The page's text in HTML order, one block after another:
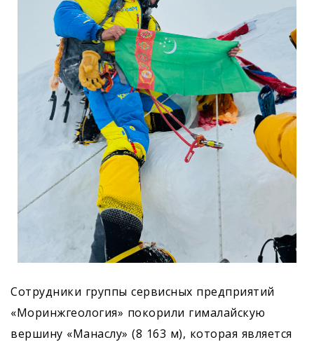
Сотрудники группы сервисных предприятий
«Моринжгеология» покорили гималайскую
вершину «Манаслу» (8 163 м), которая является